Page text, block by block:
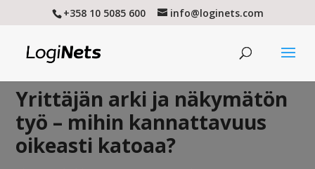
+358 10 5085 600 info@loginets.com
Yrittäjän arki ja näkymätön
työ – mihin kannattavuus
oikeasti katoaa?